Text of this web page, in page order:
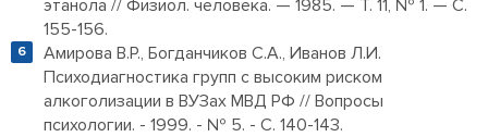
этанола // Физиол. человека. — 1985. — Т. 11, № 1. — С.
155-156.
Амирова В.Р., Богданчиков С.А., Иванов Л.И.
Психодиагностика групп с высоким риском
алкоголизации в ВУЗах МВД РФ // Вопросы
психологии. - 1999. - № 5. - С. 140-143.